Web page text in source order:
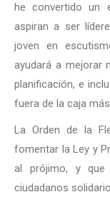
he convertido un
aspiran a ser
joven en
ayudará a mejorar
planificación, e
fuera de la caja
La Orden de la
fomentar la Ley y
al prójimo, y que
ciudadanos